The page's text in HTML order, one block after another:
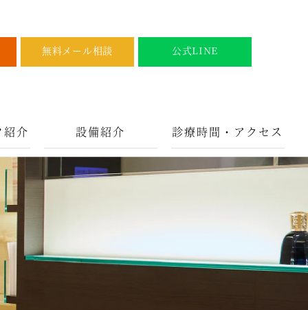
無料メール相談 公式LINE
介 設備紹介 診療時間・アクセス